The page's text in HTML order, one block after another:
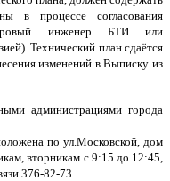
в процессе согласования
инженер БТИ или
Технический план сдаётся
изменений в Выписку из
администрациями города
по ул.Московской, дом
вторникам с 9:15 до 12:45,
376-82-73.